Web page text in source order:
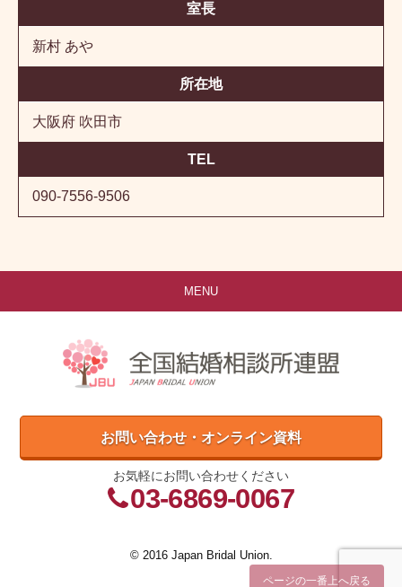
室長
新村 あや
所在地
大阪府 吹田市
TEL
090-7556-9506
ページの一番上へ戻る
MENU
お問い合わせ・オンライン資料
お気軽にお問い合わせください
03-6869-0067
© 2016 Japan Bridal Union.